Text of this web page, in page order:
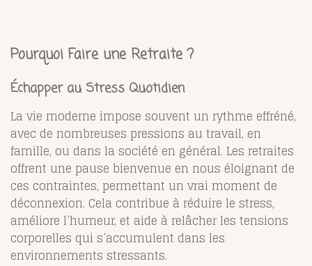
Pourquoi Faire une Retraite ?
Échapper au Stress Quotidien
La vie moderne impose souvent un rythme effréné,
avec de nombreuses pressions au travail, en
famille, ou dans la société en général. Les retraites
offrent une pause bienvenue en nous éloignant de
ces contraintes, permettant un vrai moment de
déconnexion. Cela contribue à réduire le stress,
améliore l’humeur, et aide à relâcher les tensions
corporelles qui s’accumulent dans les
environnements stressants.